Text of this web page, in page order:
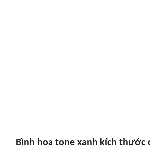
Bình hoa tone xanh kích thước